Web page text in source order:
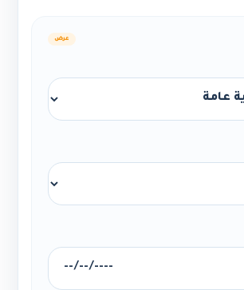
عرض